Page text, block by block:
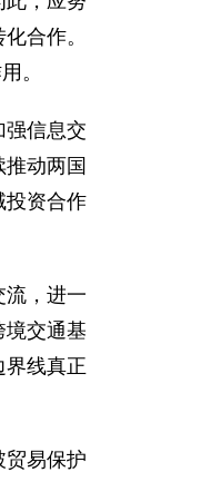
合作。
。
信息交
动两国
投资合作
，进一
境交通基
界线真正
易保护